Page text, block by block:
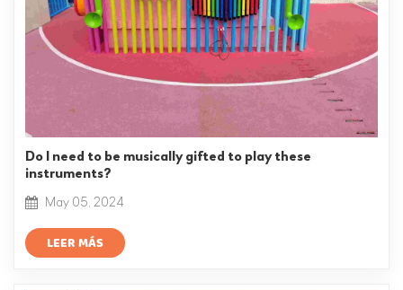
Do I need to be musically gifted to play these
instruments?
May 05, 2024
LEER MÁS